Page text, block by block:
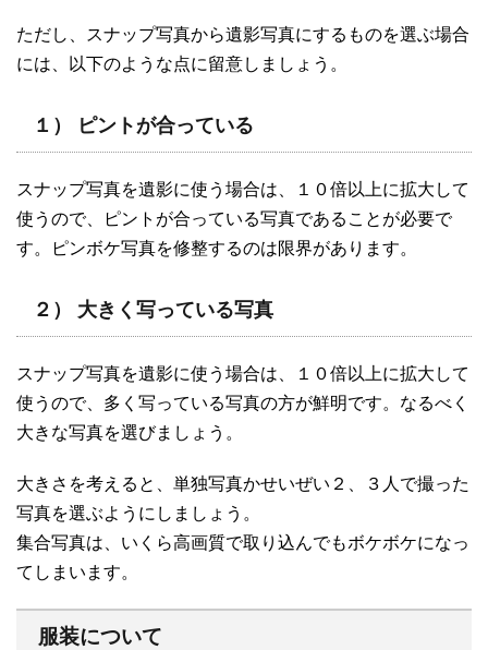
ただし、スナップ写真から遺影写真にするものを選ぶ場合
には、以下のような点に留意しましょう。
１） ピントが合っている
スナップ写真を遺影に使う場合は、１０倍以上に拡大して
使うので、ピントが合っている写真であることが必要で
す。ピンボケ写真を修整するのは限界があります。
２） 大きく写っている写真
スナップ写真を遺影に使う場合は、１０倍以上に拡大して
使うので、多く写っている写真の方が鮮明です。なるべく
大きな写真を選びましょう。
大きさを考えると、単独写真かせいぜい２、３人で撮った
写真を選ぶようにしましょう。
集合写真は、いくら高画質で取り込んでもボケボケになっ
てしまいます。
服装について